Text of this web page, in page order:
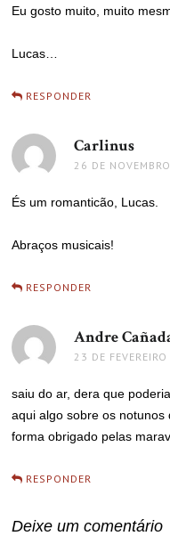
Eu gosto muito, muito
Lucas…
RESPONDER
Carlinus
26 DE
És um romanticão, Lucas.
Abraços musicais!
RESPONDER
Andre
23 DE
saiu do ar, dera que
aqui algo sobre os
forma obrigado pelas
RESPONDER
Deixe um comentário